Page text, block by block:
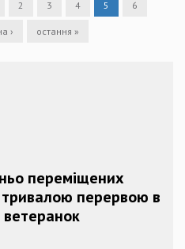
2 3 4 5 6
› остання »
переміщених
тривалою перервою в
ветеранок